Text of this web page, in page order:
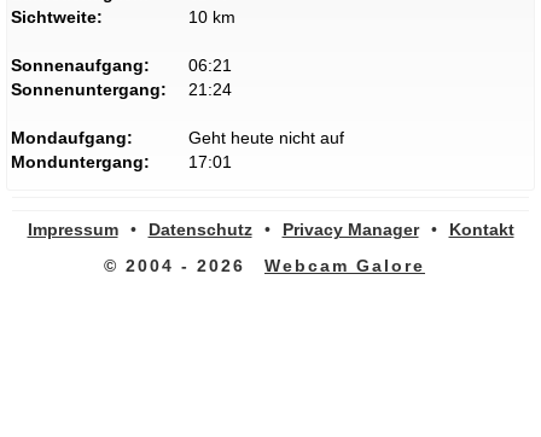
Sichtweite:
10 km
Sonnenaufgang:
06:21
Sonnenuntergang:
21:24
Mondaufgang:
Geht heute nicht auf
Monduntergang:
17:01
Impressum • Datenschutz • Privacy Manager •
Kontakt
© 2004 - 2026
Webcam Galore